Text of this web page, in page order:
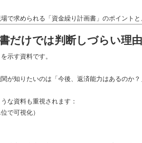
で求められる「資金繰り計画書」のポイント
だけでは判断しづらい理由
示す資料です。
が知りたいのは「今後、返済能力はあるのか
な資料も重視されます：
で可視化）